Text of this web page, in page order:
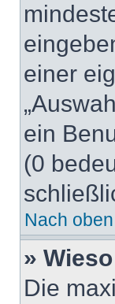
einer
ein
(0
Nach oben
»
Die